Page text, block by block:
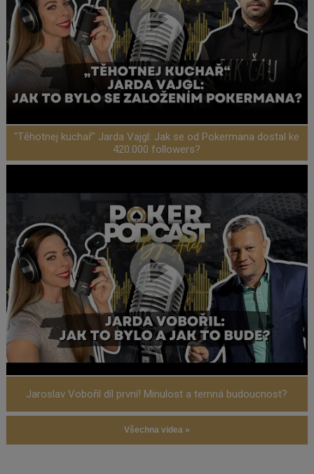
"Těhotnej kuchař" Jarda Vajgl: Jak se od Pokermana dostal ke
420.000 followers?
Jaroslav Vobořil díl první! Minulost a temná budoucnost?
Všechna videa »